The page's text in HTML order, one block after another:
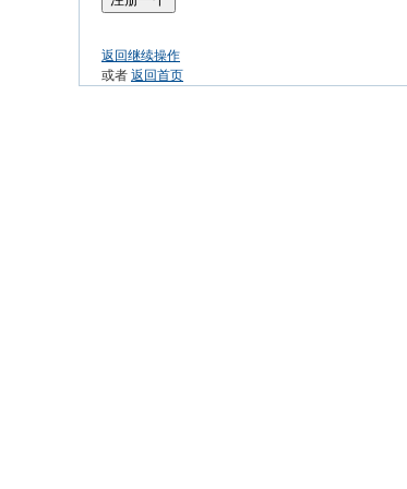
返回继续操作
或者 返回首页